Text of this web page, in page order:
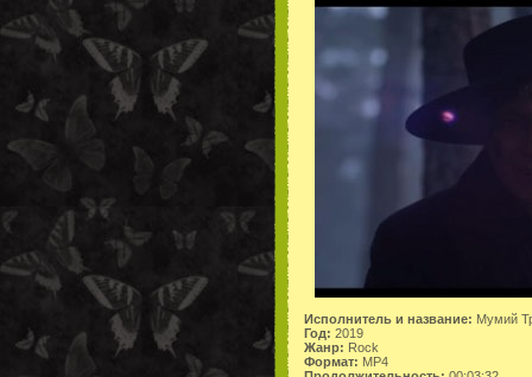
Исполнитель и название: Мумий
Год: 2019
Жанр: Rock
Формат: MP4